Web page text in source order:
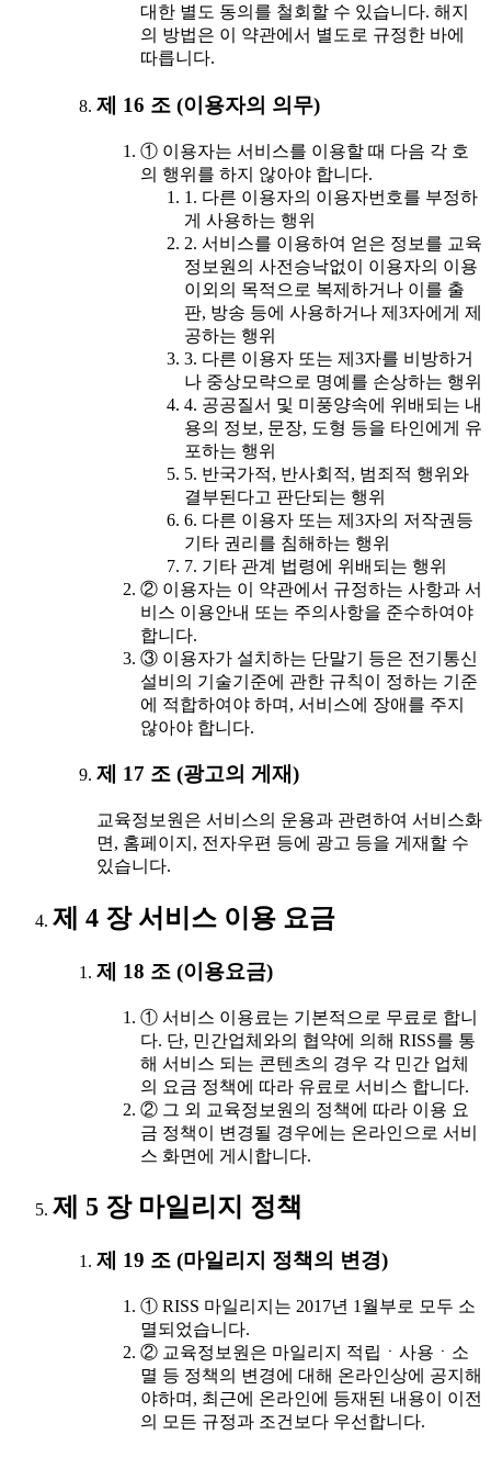
대한 별도 동의를 철회할 수 있습니다. 해지
의 방법은 이 약관에서 별도로 규정한 바에
따릅니다.
제 16 조 (이용자의 의무)
① 이용자는 서비스를 이용할 때 다음 각 호
의 행위를 하지 않아야 합니다.
1. 다른 이용자의 이용자번호를 부정하
게 사용하는 행위
2. 서비스를 이용하여 얻은 정보를 교육
정보원의 사전승낙없이 이용자의 이용
이외의 목적으로 복제하거나 이를 출
판, 방송 등에 사용하거나 제3자에게 제
공하는 행위
3. 다른 이용자 또는 제3자를 비방하거
나 중상모략으로 명예를 손상하는 행위
4. 공공질서 및 미풍양속에 위배되는 내
용의 정보, 문장, 도형 등을 타인에게 유
포하는 행위
5. 반국가적, 반사회적, 범죄적 행위와
결부된다고 판단되는 행위
6. 다른 이용자 또는 제3자의 저작권등
기타 권리를 침해하는 행위
7. 기타 관계 법령에 위배되는 행위
② 이용자는 이 약관에서 규정하는 사항과 서
비스 이용안내 또는 주의사항을 준수하여야
합니다.
③ 이용자가 설치하는 단말기 등은 전기통신
설비의 기술기준에 관한 규칙이 정하는 기준
에 적합하여야 하며, 서비스에 장애를 주지
않아야 합니다.
제 17 조 (광고의 게재)
교육정보원은 서비스의 운용과 관련하여 서비스화
면, 홈페이지, 전자우편 등에 광고 등을 게재할 수
있습니다.
제 4 장 서비스 이용 요금
제 18 조 (이용요금)
① 서비스 이용료는 기본적으로 무료로 합니
다. 단, 민간업체와의 협약에 의해 RISS를 통
해 서비스 되는 콘텐츠의 경우 각 민간 업체
의 요금 정책에 따라 유료로 서비스 합니다.
② 그 외 교육정보원의 정책에 따라 이용 요
금 정책이 변경될 경우에는 온라인으로 서비
스 화면에 게시합니다.
제 5 장 마일리지 정책
제 19 조 (마일리지 정책의 변경)
① RISS 마일리지는 2017년 1월부로 모두 소
멸되었습니다.
② 교육정보원은 마일리지 적립ㆍ사용ㆍ소
멸 등 정책의 변경에 대해 온라인상에 공지해
야하며, 최근에 온라인에 등재된 내용이 이전
의 모든 규정과 조건보다 우선합니다.